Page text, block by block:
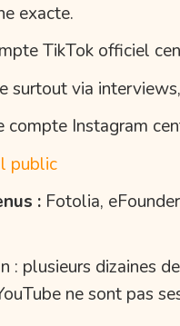
exacte.
TikTok officiel
surtout via
compte Instagram
public
:Fotolia,
: plusieurs dizaines
ne sont pas